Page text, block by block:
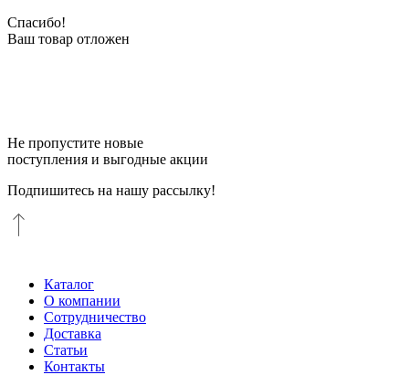
Спасибо!
Ваш товар отложен
Не пропустите новые
поступления и выгодные акции
Подпишитесь на нашу рассылку!
Каталог
О компании
Сотрудничество
Доставка
Статьи
Контакты